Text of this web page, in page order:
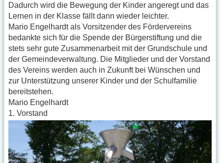
Dadurch wird die Bewegung der Kinder angeregt und das
Lernen in der Klasse fällt dann wieder leichter.
Mario Engelhardt als Vorsitzender des Fördervereins
bedankte sich für die Spende der Bürgerstiftung und die
stets sehr gute Zusammenarbeit mit der Grundschule und
der Gemeindeverwaltung. Die Mitglieder und der Vorstand
des Vereins werden auch in Zukunft bei Wünschen und
zur Unterstützung unserer Kinder und der Schulfamilie
bereitstehen.
Mario Engelhardt
1. Vorstand